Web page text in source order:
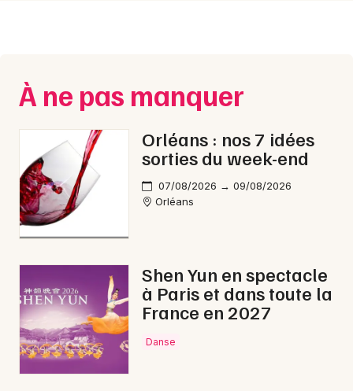
Expos dans le Centre-Val de Loire
Newsletter des sorties
Artistes en tournée
Actus à Pithiviers
Magazine à Pithiviers
À ne pas manquer
Orléans : nos 7 idées
sorties du week-end
07/08/2026 → 09/08/2026
Orléans
Shen Yun en spectacle
à Paris et dans toute la
France en 2027
Danse